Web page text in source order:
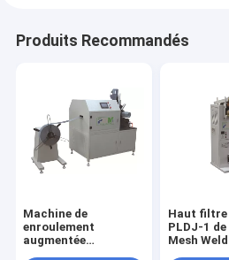
Produits Recommandés
Machine de
enroulement
augmentée
Haut filtre
PLDJ-1 de
Mesh